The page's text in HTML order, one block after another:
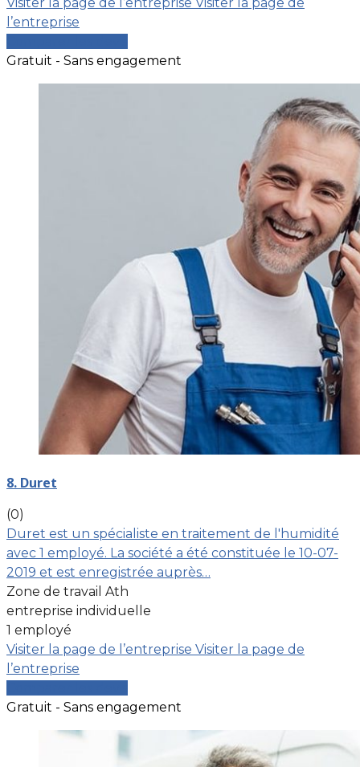
l’entreprise
Gratuit - Sans engagement
8. Duret
(0)
Duret est un spécialiste en traitement de l'humidité
avec 1 employé. La société a été constituée le 10-07-
2019 et est enregistrée auprès…
Zone de travail Ath
entreprise individuelle
1 employé
Visiter la page de l’entreprise Visiter la page de
l’entreprise
Gratuit - Sans engagement